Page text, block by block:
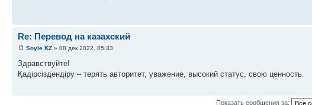
Re: Перевод на казахский
Soyle KZ » 08 дек 2022, 05:33
Здравствуйте!
Қадірсіздендіру – терять авторитет, уважение, высокий статус, свою ценность.
Показать сообщения за: